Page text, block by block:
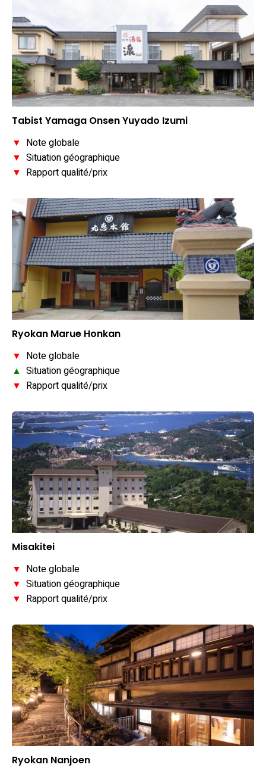
Tabist Yamaga Onsen Yuyado Izumi
▼ Note globale
▼ Situation géographique
▼ Rapport qualité/prix
Ryokan Marue Honkan
▼ Note globale
▲ Situation géographique
▼ Rapport qualité/prix
Misakitei
▼ Note globale
▼ Situation géographique
▼ Rapport qualité/prix
Ryokan Nanjoen